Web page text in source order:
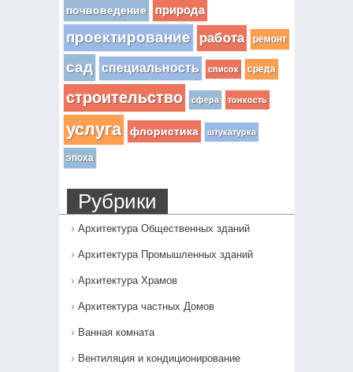
почвоведение природа
проектирование работа ремонт
сад специальность список среда
строительство сфера тонкость
услуга флористика штукатурка
эпоха
Рубрики
Архитектура Общественных зданий
Архитектура Промышленных зданий
Архитектура Храмов
Архитектура частных Домов
Ванная комната
Вентиляция и кондиционирование